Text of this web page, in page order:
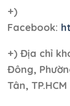
+)
Facebook:
+) Địa chỉ
Đông,
Tân, TP.HCM